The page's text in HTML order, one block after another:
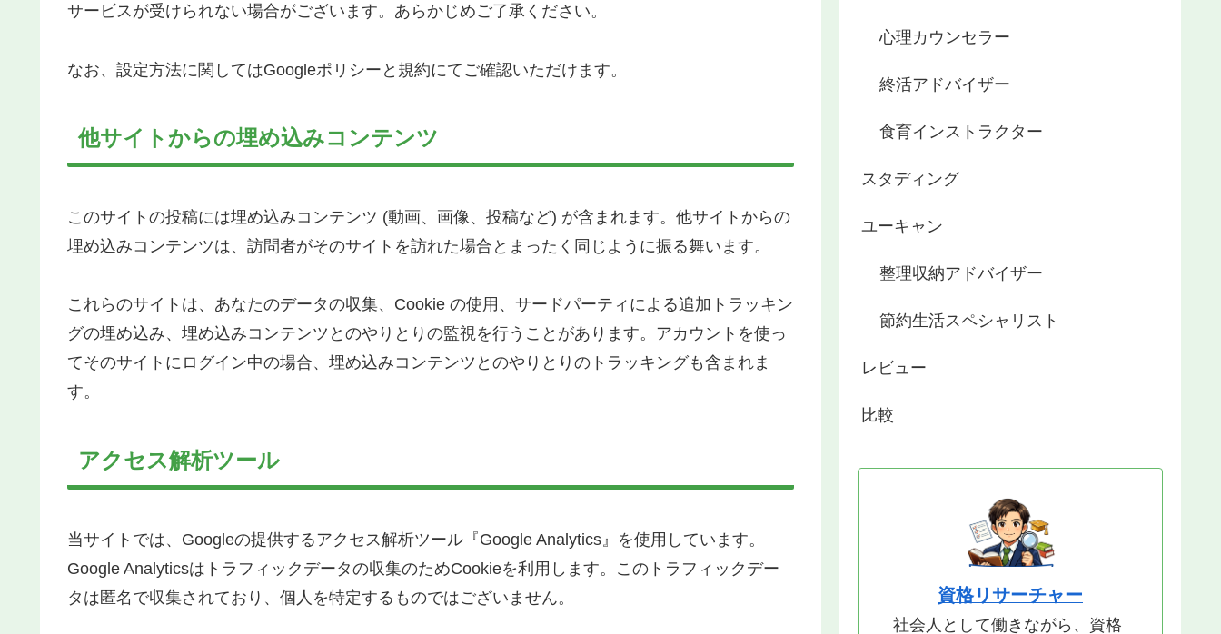
サービスが受けられない場合がございます。あらかじめご了承ください。
なお、設定方法に関してはGoogleポリシーと規約にてご確認いただけます。
他サイトからの埋め込みコンテンツ
このサイトの投稿には埋め込みコンテンツ (動画、画像、投稿など) が含まれます。他サイトからの
埋め込みコンテンツは、訪問者がそのサイトを訪れた場合とまったく同じように振る舞います。
これらのサイトは、あなたのデータの収集、Cookie の使用、サードパーティによる追加トラッキン
グの埋め込み、埋め込みコンテンツとのやりとりの監視を行うことがあります。アカウントを使っ
てそのサイトにログイン中の場合、埋め込みコンテンツとのやりとりのトラッキングも含まれま
す。
アクセス解析ツール
当サイトでは、Googleの提供するアクセス解析ツール『Google Analytics』を使用しています。
Google Analyticsはトラフィックデータの収集のためCookieを利用します。このトラフィックデー
タは匿名で収集されており、個人を特定するものではございません。
心理カウンセラー
終活アドバイザー
食育インストラクター
スタディング
ユーキャン
整理収納アドバイザー
節約生活スペシャリスト
レビュー
比較
資格リサーチャー
社会人として働きながら、資格